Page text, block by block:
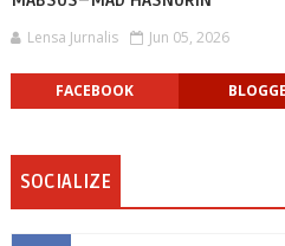
Lensa Jurnalis Jun 05, 2026
FACEBOOK
SOCIALIZE